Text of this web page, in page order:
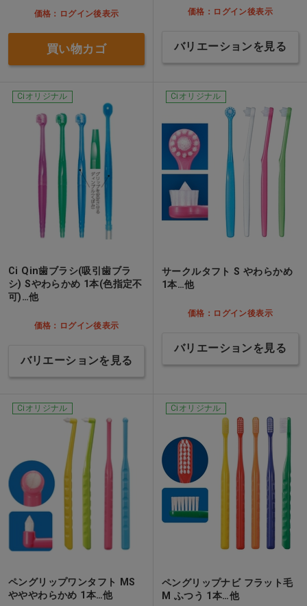
価格：ログイン後表示
買い物カゴ
価格：ログイン後表示
バリエーションを見る
Ciオリジナル
Ci Qin歯ブラシ(吸引歯ブラ
シ) Sやわらかめ 1本(色指定不
可)…他
価格：ログイン後表示
バリエーションを見る
Ciオリジナル
サークルタフト S やわらかめ
1本…他
価格：ログイン後表示
バリエーションを見る
Ciオリジナル
ペングリップワンタフト MS
やややわらかめ 1本…他
Ciオリジナル
ペングリップナビ フラット毛
M ふつう 1本…他